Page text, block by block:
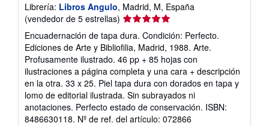
Librería: Libros Angulo, Madrid, M, España
(vendedor de 5 estrellas) Calificación
del
vendedor:
5
de
5
estrellas
Encuadernación de tapa dura. Condición: Perfecto.
Ediciones de Arte y Bibliofilia, Madrid, 1988. Arte.
Profusamente ilustrado. 46 pp + 85 hojas con
ilustraciones a página completa y una cara + descripción
en la otra. 33 x 25. Piel tapa dura con dorados en tapa y
lomo de editorial ilustrada. Sin subrayados ni
anotaciones. Perfecto estado de conservación. ISBN:
8486630118. Nº de ref. del artículo: 072866